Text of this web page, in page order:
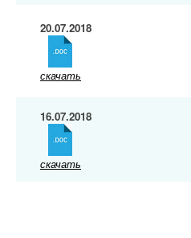
20.07.2018
скачать
16.07.2018
скачать